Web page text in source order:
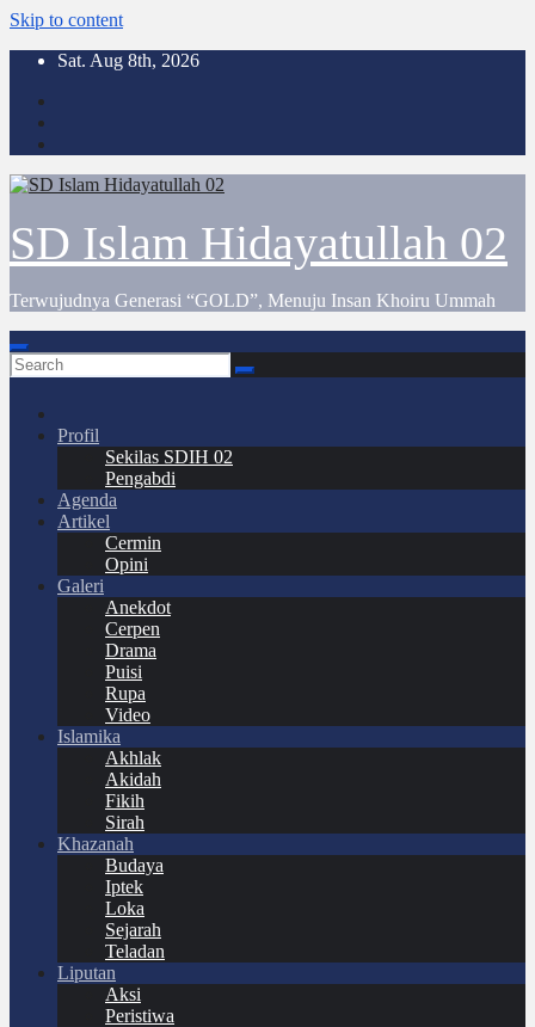
Skip to content
Sat. Aug 8th, 2026
SD Islam Hidayatullah 02
Terwujudnya Generasi “GOLD”, Menuju Insan Khoiru Ummah
Profil
Sekilas SDIH 02
Pengabdi
Agenda
Artikel
Cermin
Opini
Galeri
Anekdot
Cerpen
Drama
Puisi
Rupa
Video
Islamika
Akhlak
Akidah
Fikih
Sirah
Khazanah
Budaya
Iptek
Loka
Sejarah
Teladan
Liputan
Aksi
Peristiwa